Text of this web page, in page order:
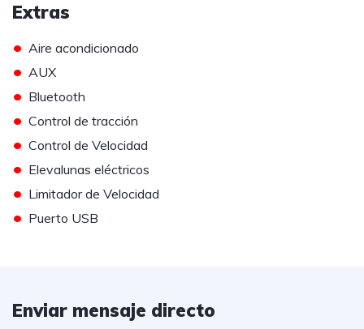
Extras
• Aire acondicionado
• AUX
• Bluetooth
• Control de tracción
• Control de Velocidad
• Elevalunas eléctricos
• Limitador de Velocidad
• Puerto USB
Enviar mensaje directo